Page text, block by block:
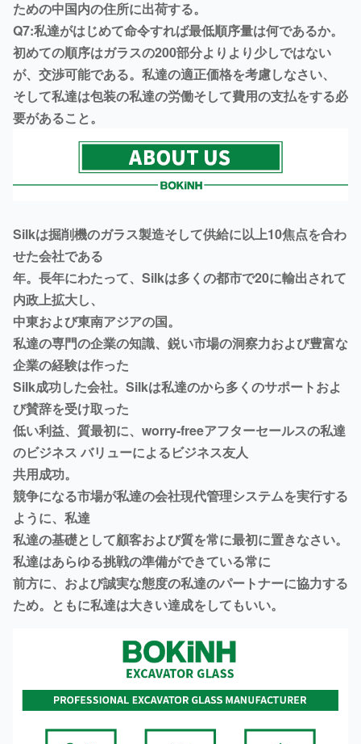
ための中国内の住所に出荷する。
Q7:私達がはじめて命令すれば最低順序量は何であるか。
初めての順序はガラスの200部分よりより少しではない
が、交渉可能である。私達の適正価格を考慮しなさい、
そして私達は包装の私達の労働そして費用の支払をする必
要があること。
Silkは掘削機のガラス製造そして供給に以上10焦点を合わ
せた会社である
年。長年にわたって、Silkは多くの都市で20に輸出されて
内政上拡大し、
中東および東南アジアの国。
私達の専門の企業の知識、鋭い市場の洞察力および豊富な
企業の経験は作った
Silk成功した会社。Silkは私達のから多くのサポートおよ
び賛辞を受け取った
低い利益、質最初に、worry-freeアフターセールスの私達
のビジネス バリューによるビジネス友人
共用成功。
競争になる市場が私達の会社現代管理システムを実行する
ように、私達
私達の基礎として顧客および質を常に最初に置きなさい。
私達はあらゆる挑戦の準備ができている常に
前方に、および誠実な態度の私達のパートナーに協力する
ため。ともに私達は大きい達成をしてもいい。